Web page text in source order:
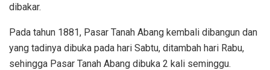
dibakar.
Pada tahun 1881, Pasar Tanah Abang kembali dibangun dan
yang tadinya dibuka pada hari Sabtu, ditambah hari Rabu,
sehingga Pasar Tanah Abang dibuka 2 kali seminggu.